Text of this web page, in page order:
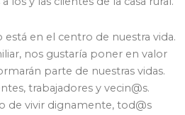
en el centro de nuestra vida.
nos gustaría poner en valor
parte de nuestras vidas.
trabajadores y vecin@s.
de vivir dignamente, tod@s